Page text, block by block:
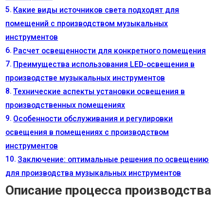
Какие виды источников света подходят для
помещений с производством музыкальных
инструментов
Расчет освещенности для конкретного помещения
Преимущества использования LED-освещения в
производстве музыкальных инструментов
Технические аспекты установки освещения в
производственных помещениях
Особенности обслуживания и регулировки
освещения в помещениях с производством
инструментов
Заключение: оптимальные решения по освещению
для производства музыкальных инструментов
Описание процесса производства